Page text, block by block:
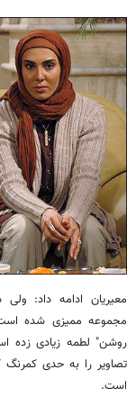
معیریان ادامه داد:
مجموعه ممیزی شده
روشن" لطمه زیادی زده
تصاویر را به حدی
است.